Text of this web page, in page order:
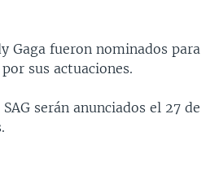
Gaga fueron nominados para
sus actuaciones.
serán anunciados el 27 de